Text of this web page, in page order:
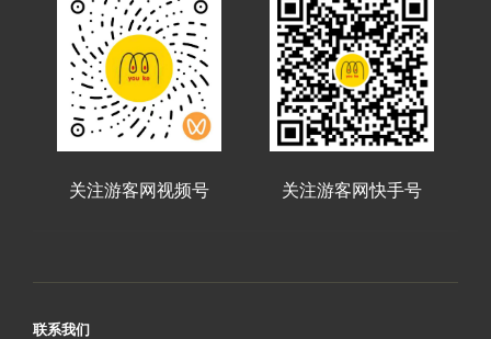
关注游客网视频号 关注游客网快手号
联系我们